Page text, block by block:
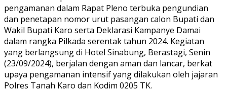
pengamanan dalam Rapat Pleno terbuka pengundian
dan penetapan nomor urut pasangan calon Bupati dan
Wakil Bupati Karo serta Deklarasi Kampanye Damai
dalam rangka Pilkada serentak tahun 2024. Kegiatan
yang berlangsung di Hotel Sinabung, Berastagi, Senin
(23/09/2024), berjalan dengan aman dan lancar, berkat
upaya pengamanan intensif yang dilakukan oleh jajaran
Polres Tanah Karo dan Kodim 0205 TK.